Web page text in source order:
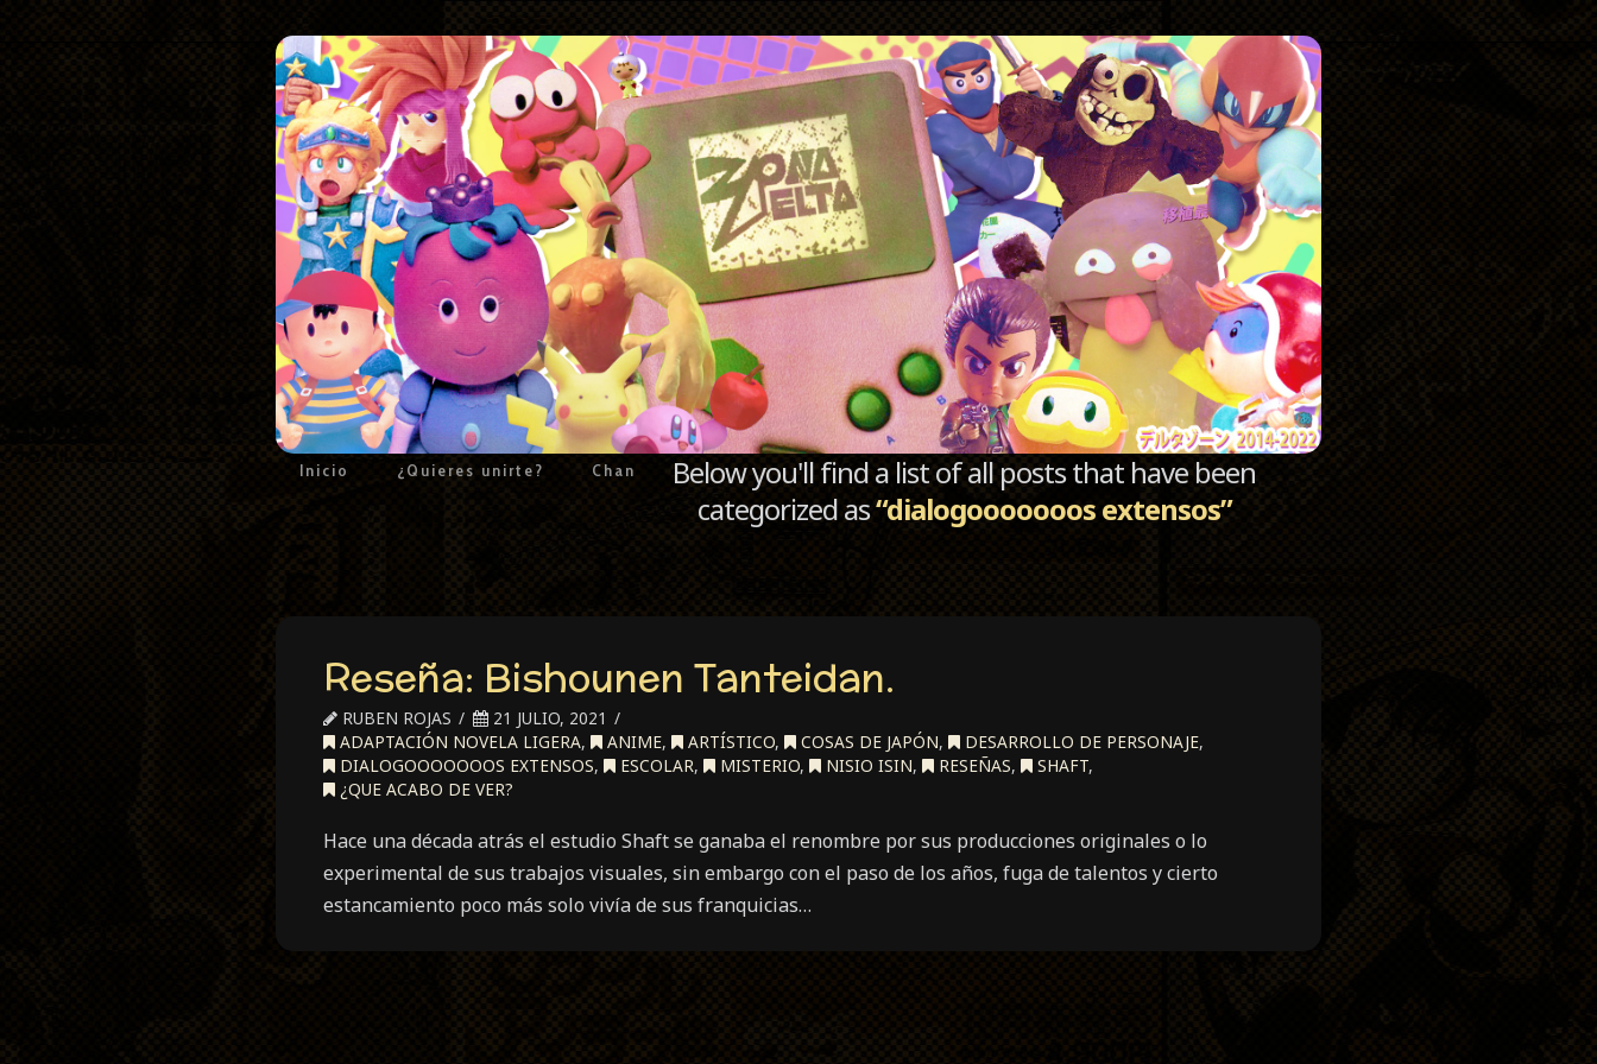
Inicio ¿Quieres unirte? Chan
Below you'll find a list of all posts that have been
categorized as“dialogooooooos extensos”
Reseña: Bishounen Tanteidan.
RUBEN ROJAS
21 JULIO, 2021
ADAPTACIÓN NOVELA LIGERA, ANIME, ARTÍSTICO, COSAS DE JAPÓN, DESARROLLO DE PERSONAJE,
DIALOGOOOOOOOS EXTENSOS, ESCOLAR, MISTERIO, NISIO ISIN, RESEÑAS, SHAFT,
¿QUE ACABO DE VER?
Hace una década atrás el estudio Shaft se ganaba el renombre por sus producciones originales o lo
experimental de sus trabajos visuales, sin embargo con el paso de los años, fuga de talentos y cierto
estancamiento poco más solo vivía de sus franquicias…